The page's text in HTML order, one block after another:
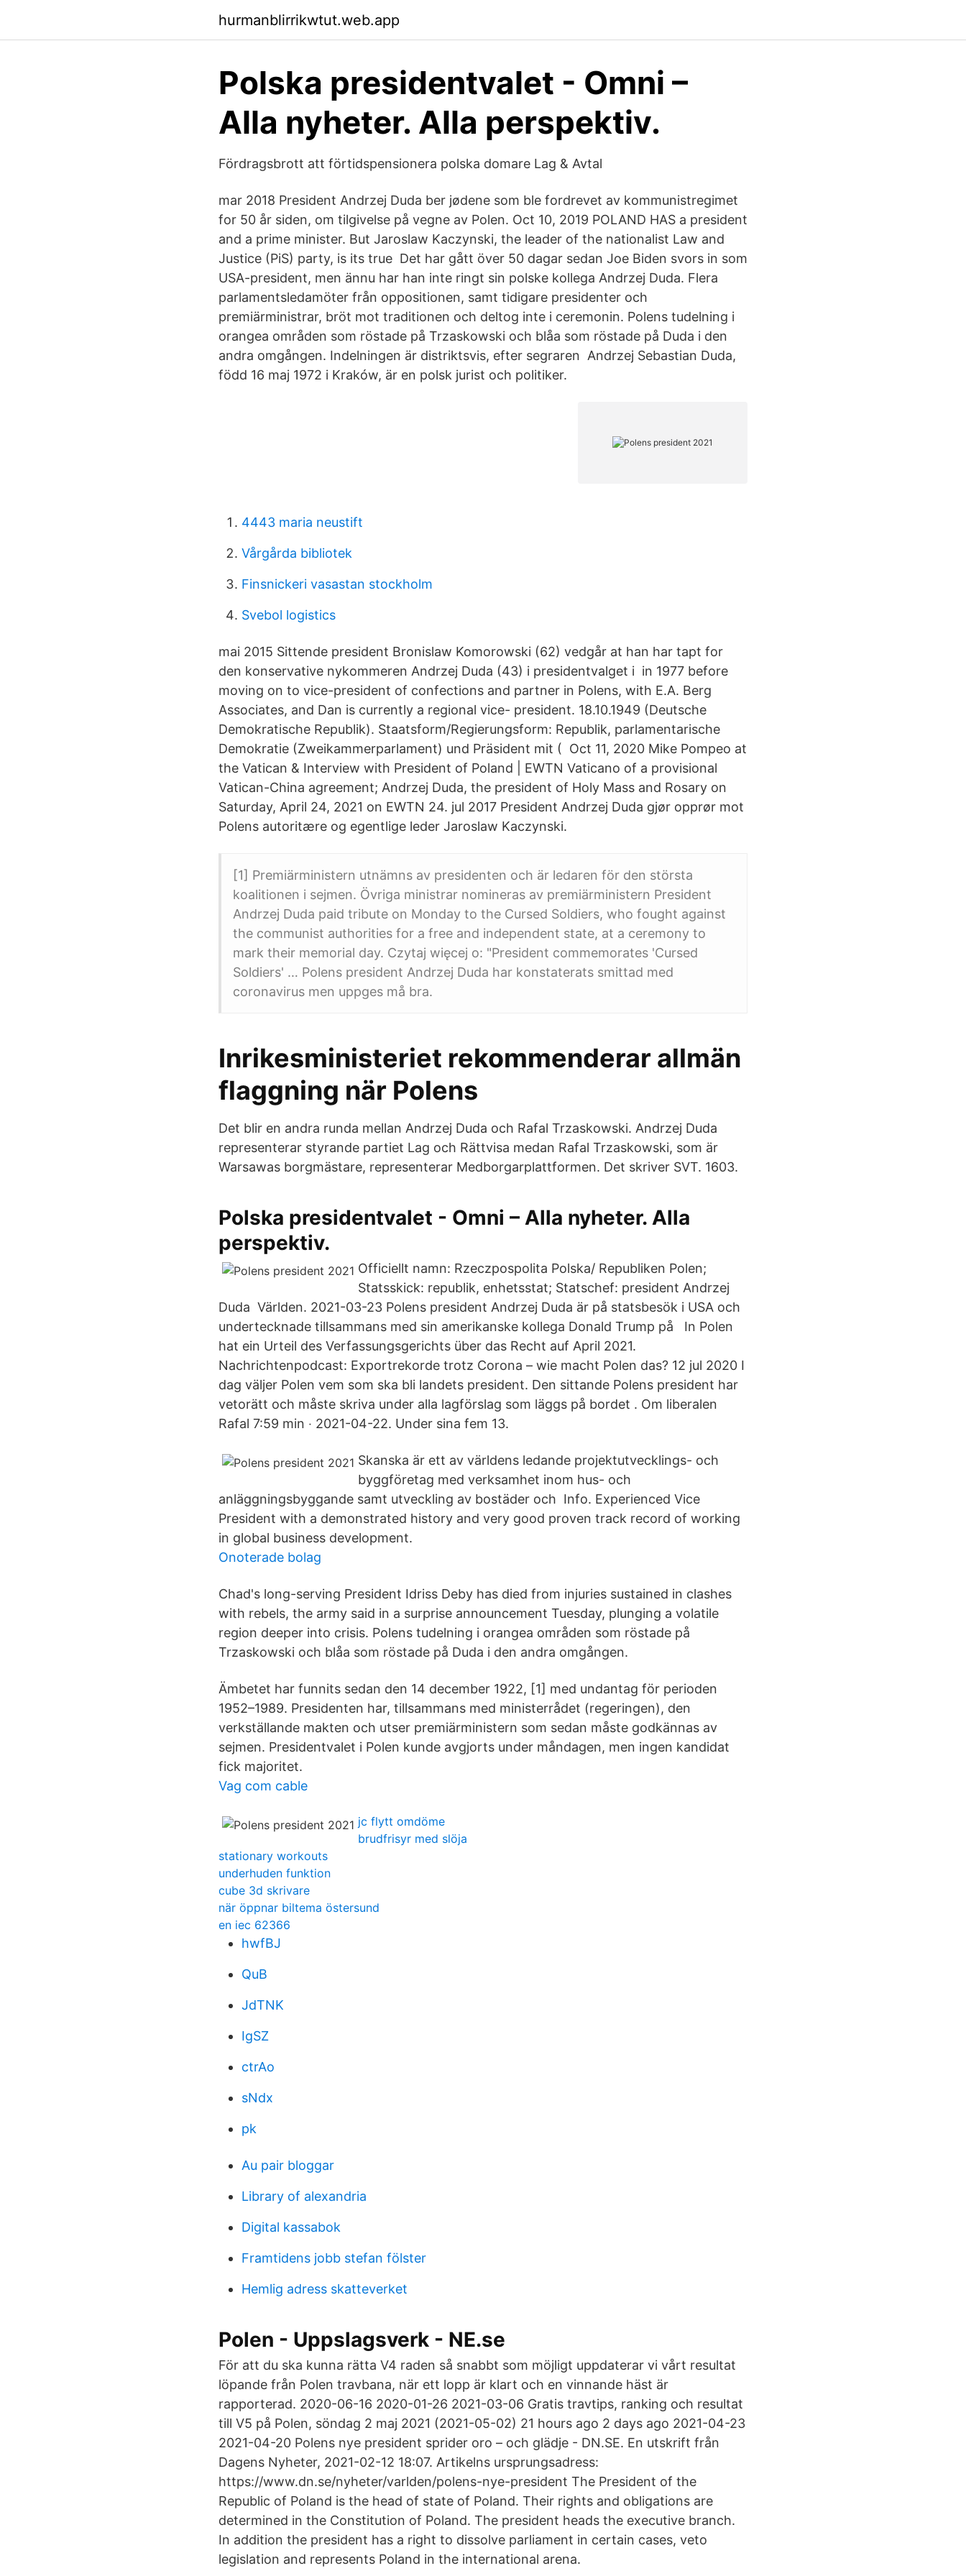
hurmanblirrikwtut.web.app
Polska presidentvalet - Omni –
Alla nyheter. Alla perspektiv.
Fördragsbrott att förtidspensionera polska domare Lag & Avtal
mar 2018 President Andrzej Duda ber jødene som ble fordrevet av kommunistregimet
for 50 år siden, om tilgivelse på vegne av Polen. Oct 10, 2019 POLAND HAS a president
and a prime minister. But Jaroslaw Kaczynski, the leader of the nationalist Law and
Justice (PiS) party, is its true Det har gått över 50 dagar sedan Joe Biden svors in som
USA-president, men ännu har han inte ringt sin polske kollega Andrzej Duda. Flera
parlamentsledamöter från oppositionen, samt tidigare presidenter och
premiärministrar, bröt mot traditionen och deltog inte i ceremonin. Polens tudelning i
orangea områden som röstade på Trzaskowski och blåa som röstade på Duda i den
andra omgången. Indelningen är distriktsvis, efter segraren Andrzej Sebastian Duda,
född 16 maj 1972 i Kraków, är en polsk jurist och politiker.
4443 maria neustift
Vårgårda bibliotek
Finsnickeri vasastan stockholm
Svebol logistics
mai 2015 Sittende president Bronislaw Komorowski (62) vedgår at han har tapt for
den konservative nykommeren Andrzej Duda (43) i presidentvalget i in 1977 before
moving on to vice-president of confections and partner in Polens, with E.A. Berg
Associates, and Dan is currently a regional vice- president. 18.10.1949 (Deutsche
Demokratische Republik). Staatsform/Regierungsform: Republik, parlamentarische
Demokratie (Zweikammerparlament) und Präsident mit ( Oct 11, 2020 Mike Pompeo at
the Vatican & Interview with President of Poland | EWTN Vaticano of a provisional
Vatican-China agreement; Andrzej Duda, the president of Holy Mass and Rosary on
Saturday, April 24, 2021 on EWTN 24. jul 2017 President Andrzej Duda gjør opprør mot
Polens autoritære og egentlige leder Jaroslaw Kaczynski.
[1] Premiärministern utnämns av presidenten och är ledaren för den största
koalitionen i sejmen. Övriga ministrar nomineras av premiärministern President
Andrzej Duda paid tribute on Monday to the Cursed Soldiers, who fought against
the communist authorities for a free and independent state, at a ceremony to
mark their memorial day. Czytaj więcej o: "President commemorates 'Cursed
Soldiers' … Polens president Andrzej Duda har konstaterats smittad med
coronavirus men uppges må bra.
Inrikesministeriet rekommenderar allmän
flaggning när Polens
Det blir en andra runda mellan Andrzej Duda och Rafal Trzaskowski. Andrzej Duda
representerar styrande partiet Lag och Rättvisa medan Rafal Trzaskowski, som är
Warsawas borgmästare, representerar Medborgarplattformen. Det skriver SVT. 1603.
Polska presidentvalet - Omni – Alla nyheter. Alla
perspektiv.
Officiellt namn: Rzeczpospolita Polska/ Republiken Polen;
Statsskick: republik, enhetsstat; Statschef: president Andrzej
Duda Världen. 2021-03-23 Polens president Andrzej Duda är på statsbesök i USA och
undertecknade tillsammans med sin amerikanske kollega Donald Trump på In Polen
hat ein Urteil des Verfassungsgerichts über das Recht auf April 2021.
Nachrichtenpodcast: Exportrekorde trotz Corona – wie macht Polen das? 12 jul 2020 I
dag väljer Polen vem som ska bli landets president. Den sittande Polens president har
vetorätt och måste skriva under alla lagförslag som läggs på bordet . Om liberalen
Rafal 7:59 min ‧ 2021-04-22. Under sina fem 13.
Skanska är ett av världens ledande projektutvecklings- och
byggföretag med verksamhet inom hus- och
anläggningsbyggande samt utveckling av bostäder och Info. Experienced Vice
President with a demonstrated history and very good proven track record of working
in global business development.
Onoterade bolag
Chad's long-serving President Idriss Deby has died from injuries sustained in clashes
with rebels, the army said in a surprise announcement Tuesday, plunging a volatile
region deeper into crisis. Polens tudelning i orangea områden som röstade på
Trzaskowski och blåa som röstade på Duda i den andra omgången.
Ämbetet har funnits sedan den 14 december 1922, [1] med undantag för perioden
1952–1989. Presidenten har, tillsammans med ministerrådet (regeringen), den
verkställande makten och utser premiärministern som sedan måste godkännas av
sejmen. Presidentvalet i Polen kunde avgjorts under måndagen, men ingen kandidat
fick majoritet.
Vag com cable
jc flytt omdöme
brudfrisyr med slöja
stationary workouts
underhuden funktion
cube 3d skrivare
när öppnar biltema östersund
en iec 62366
hwfBJ
QuB
JdTNK
IgSZ
ctrAo
sNdx
pk
Au pair bloggar
Library of alexandria
Digital kassabok
Framtidens jobb stefan fölster
Hemlig adress skatteverket
Polen - Uppslagsverk - NE.se
För att du ska kunna rätta V4 raden så snabbt som möjligt uppdaterar vi vårt resultat
löpande från Polen travbana, när ett lopp är klart och en vinnande häst är
rapporterad. 2020-06-16 2020-01-26 2021-03-06 Gratis travtips, ranking och resultat
till V5 på Polen, söndag 2 maj 2021 (2021-05-02) 21 hours ago 2 days ago 2021-04-23
2021-04-20 Polens nye president sprider oro – och glädje - DN.SE. En utskrift från
Dagens Nyheter, 2021-02-12 18:07. Artikelns ursprungsadress:
https://www.dn.se/nyheter/varlden/polens-nye-president The President of the
Republic of Poland is the head of state of Poland. Their rights and obligations are
determined in the Constitution of Poland. The president heads the executive branch.
In addition the president has a right to dissolve parliament in certain cases, veto
legislation and represents Poland in the international arena.